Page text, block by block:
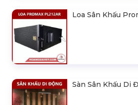
Loa Sân Khấu
Sàn Sân Khấu Di